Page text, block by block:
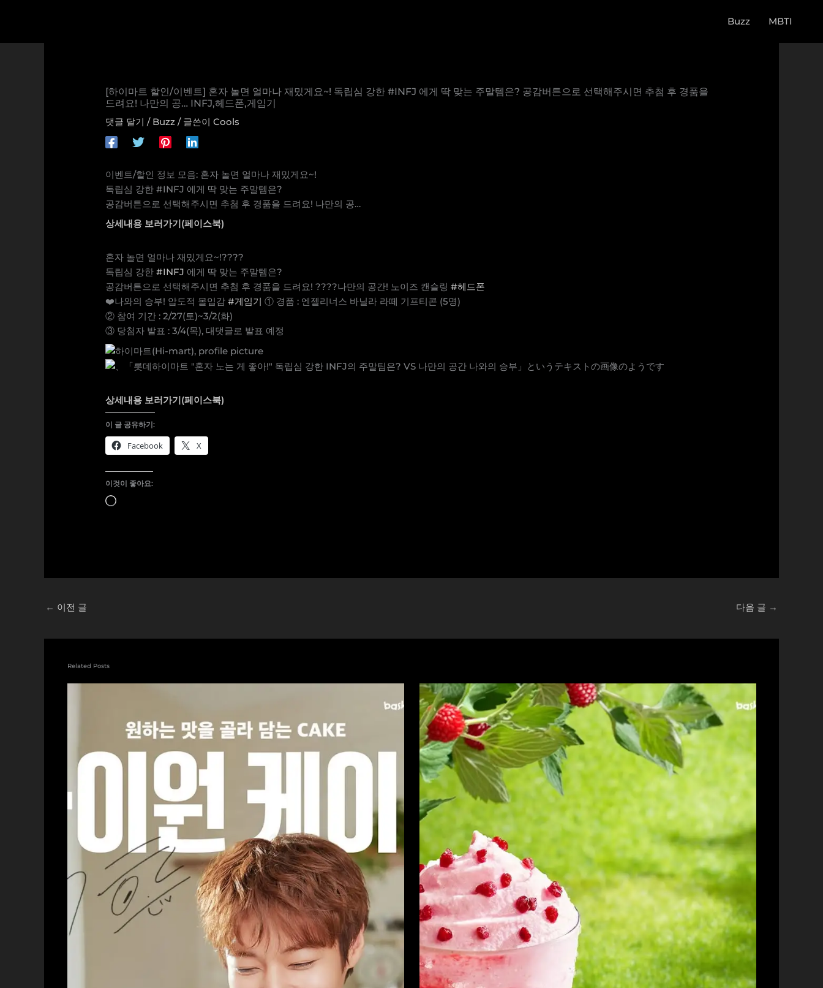
Buzz MBTI
[하이마트 할인/이벤트] 혼자 놀면 얼마나 재밌게요~! 독립심 강한 #INFJ 에게 딱 맞는 주말템은? 공감버튼으로 선택해주시면 추첨 후 경품을
드려요! 나만의 공… INFJ,헤드폰,게임기
댓글 달기 / Buzz / 글쓴이Cools
이벤트/할인 정보 모음: 혼자 놀면 얼마나 재밌게요~!
독립심 강한 #INFJ 에게 딱 맞는 주말템은?
공감버튼으로 선택해주시면 추첨 후 경품을 드려요! 나만의 공…
상세내용 보러가기(페이스북)
혼자 놀면 얼마나 재밌게요~!????
독립심 강한#INFJ 에게 딱 맞는 주말템은?
공감버튼으로 선택해주시면 추첨 후 경품을 드려요! ????나만의 공간! 노이즈 캔슬링#헤드폰
❤️나와의 승부! 압도적 몰입감#게임기 ① 경품 : 엔젤리너스 바닐라 라떼 기프티콘 (5명)
② 참여 기간 : 2/27(토)~3/2(화)
③ 당첨자 발표 : 3/4(목), 대댓글로 발표 예정
상세내용 보러가기(페이스북)
이 글 공유하기:
Facebook X
이것이 좋아요:
로
← 이전 글 다음 글 →
Related Posts